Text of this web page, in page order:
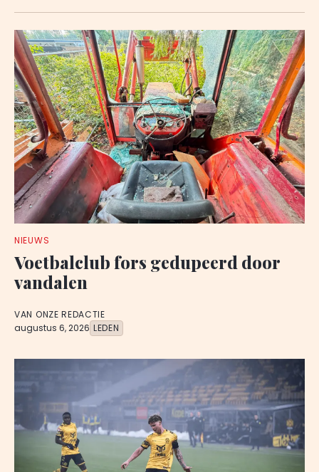
NIEUWS
Voetbalclub fors gedupeerd door
vandalen
VAN ONZE REDACTIE
augustus 6, 2026 LEDEN